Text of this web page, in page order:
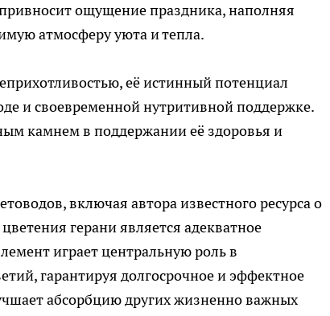
привносит ощущение праздника, наполняя
атмосферу уюта и тепла.
её истинный потенциал
и своевременной нутритивной поддержке.
камнем в поддержании её здоровья и
включая автора известного ресурса о
герани является адекватное
играет центральную роль в
гарантируя долгосрочное и эффектное
абсорбцию других жизненно важных